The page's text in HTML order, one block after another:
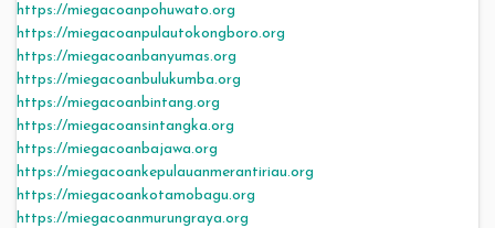
https://miegacoanpohuwato.org
https://miegacoanpulautokongboro.org
https://miegacoanbanyumas.org
https://miegacoanbulukumba.org
https://miegacoanbintang.org
https://miegacoansintangka.org
https://miegacoanbajawa.org
https://miegacoankepulauanmerantiriau.org
https://miegacoankotamobagu.org
https://miegacoanmurungraya.org